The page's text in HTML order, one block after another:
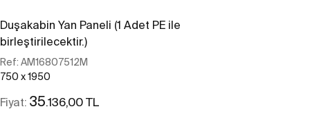
Duşakabin Yan Paneli (1 Adet PE ile
birleştirilecektir.)
Ref: AM16807512M
750 x 1950
Fiyat: 35 .136,00 TL